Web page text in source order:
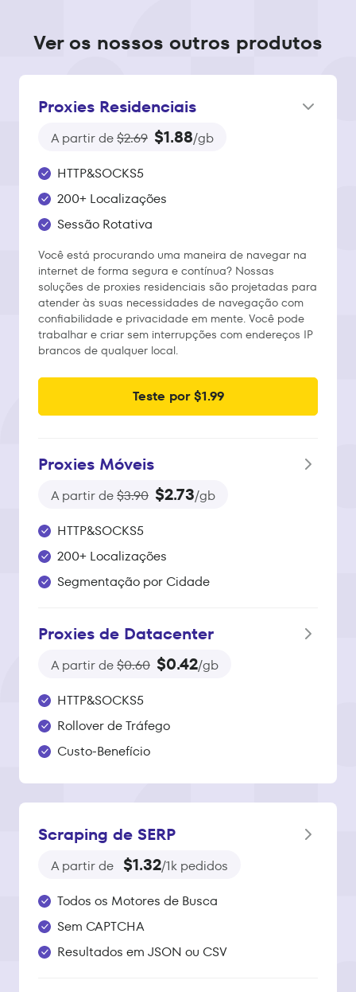
Ver os nossos outros produtos
Proxies Residenciais
A partir de$2.69 $1.88/gb
HTTP&SOCKS5
200+ Localizações
Sessão Rotativa
Você está procurando uma maneira de navegar na
internet de forma segura e contínua? Nossas
soluções de proxies residenciais são projetadas para
atender às suas necessidades de navegação com
confiabilidade e privacidade em mente. Você pode
trabalhar e criar sem interrupções com endereços IP
brancos de qualquer local.
Teste por $1.99
Proxies Móveis
A partir de$3.90 $2.73/gb
HTTP&SOCKS5
200+ Localizações
Segmentação por Cidade
Proxies de Datacenter
A partir de$0.60 $0.42/gb
HTTP&SOCKS5
Rollover de Tráfego
Custo-Benefício
Scraping de SERP
A partir de $1.32/1k pedidos
Todos os Motores de Busca
Sem CAPTCHA
Resultados em JSON ou CSV